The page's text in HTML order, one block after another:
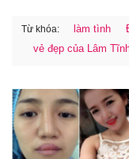
Từ khóa: làm tình
vẻ đẹp của Lâm